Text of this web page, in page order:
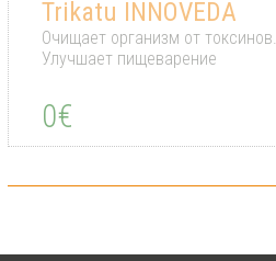
Trikatu INNOVEDA
Очищает организм от токсинов.
Улучшает пищеварение
0€